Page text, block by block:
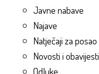
Javne nabave
Najave
Natječaji za posao
Novosti i obavijesti
Odluke